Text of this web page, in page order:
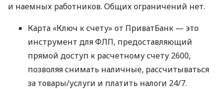
и наемных работников. Общих ограничений нет.
Карта «Ключ к счету» от ПриватБанк — это
инструмент для ФЛП, предоставляющий
прямой доступ к расчетному счету 2600,
позволяя снимать наличные, рассчитываться
за товары/услуги и платить налоги 24/7.